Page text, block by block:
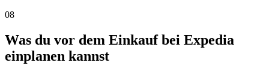
08
Was du vor dem Einkauf bei Expedia
einplanen kannst